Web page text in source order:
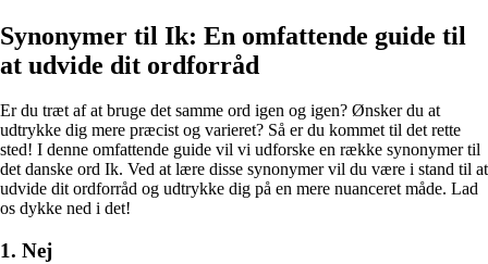
Synonymer til Ik: En omfattende guide til
at udvide dit ordforråd
Er du træt af at bruge det samme ord igen og igen? Ønsker du at
udtrykke dig mere præcist og varieret? Så er du kommet til det rette
sted! I denne omfattende guide vil vi udforske en række synonymer til
det danske ord Ik. Ved at lære disse synonymer vil du være i stand til at
udvide dit ordforråd og udtrykke dig på en mere nuanceret måde. Lad
os dykke ned i det!
1. Nej